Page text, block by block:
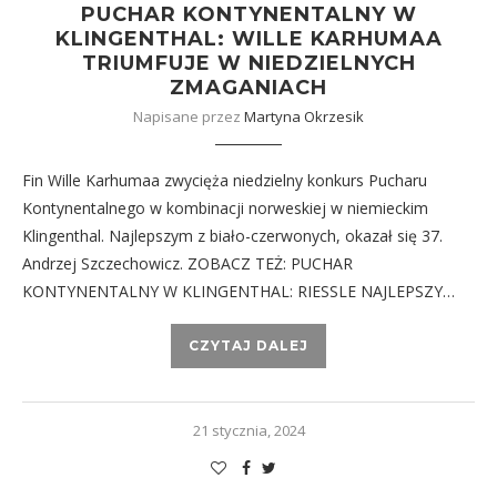
PUCHAR KONTYNENTALNY W
KLINGENTHAL: WILLE KARHUMAA
TRIUMFUJE W NIEDZIELNYCH
ZMAGANIACH
Napisane przez Martyna Okrzesik
Fin Wille Karhumaa zwycięża niedzielny konkurs Pucharu
Kontynentalnego w kombinacji norweskiej w niemieckim
Klingenthal. Najlepszym z biało-czerwonych, okazał się 37.
Andrzej Szczechowicz. ZOBACZ TEŻ: PUCHAR
KONTYNENTALNY W KLINGENTHAL: RIESSLE NAJLEPSZY…
CZYTAJ DALEJ
21 stycznia, 2024